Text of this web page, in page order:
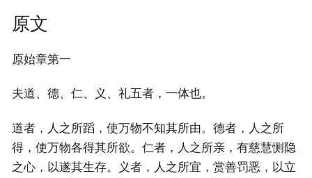
原文
原始章第一
夫道、德、仁、义、礼五者，一体也。
道者，人之所蹈，使万物不知其所由。德者，人之所
得，使万物各得其所欲。仁者，人之所亲，有慈慧恻隐
之心，以遂其生存。义者，人之所宜，赏善罚恶，以立